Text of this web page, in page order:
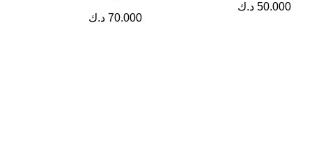
50.000 د.ك
70.000 د.ك